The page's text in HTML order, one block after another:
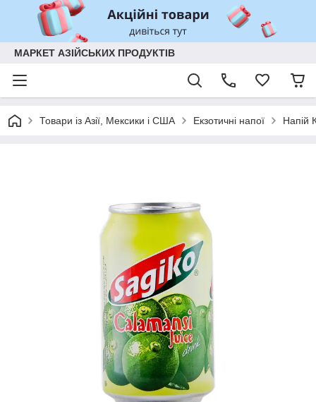
МАРКЕТ АЗІЙСЬКИХ ПРОДУКТІВ
Товари із Азії, Мексики і США Екзотичні напої Напій